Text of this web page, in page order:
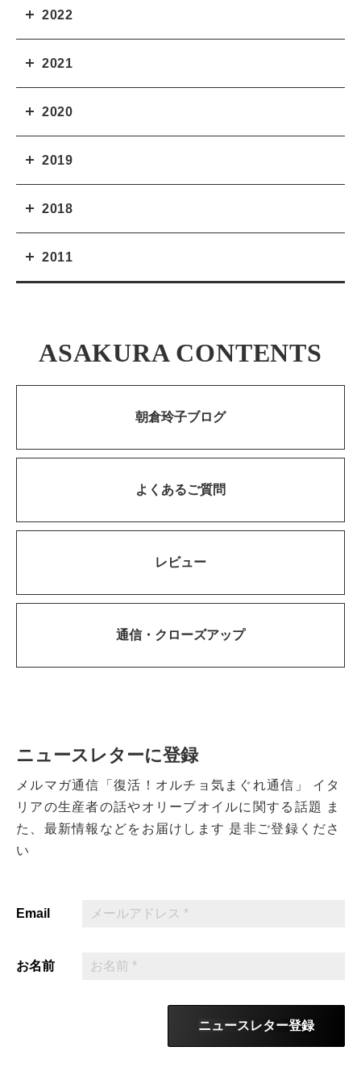
2022
2021
2020
2019
2018
2011
ASAKURA CONTENTS
朝倉玲子ブログ
よくあるご質問
レビュー
通信・ クローズアップ
ニュースレターに登録
メルマガ通信「復活！オルチョ気まぐれ通信」
イタ
リアの生産者の話やオリーブオイルに関する話題
ま
た、最新情報などをお届けします 是非ご登録くださ
い
Email
お名前
ニュースレター登録